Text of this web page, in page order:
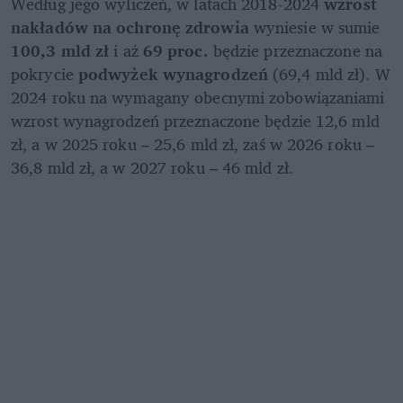
nakładów na ochronę zdrowia
100,3 mld zł i aż 69 proc. będzie przeznaczone na
pokrycie podwyżek wynagrodzeń (69,4 mld zł). W
2024 roku na wymagany obecnymi zobowiązaniami
wzrost wynagrodzeń przeznaczone będzie 12,6 mld
zł, a w 2025 roku – 25,6 mld zł, zaś w 2026 roku –
36,8 mld zł, a w 2027 roku – 46 mld zł.